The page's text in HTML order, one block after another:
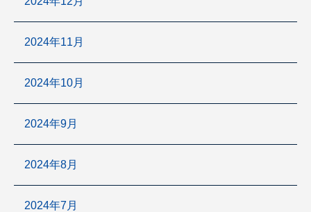
2024年11月
2024年10月
2024年9月
2024年8月
2024年7月